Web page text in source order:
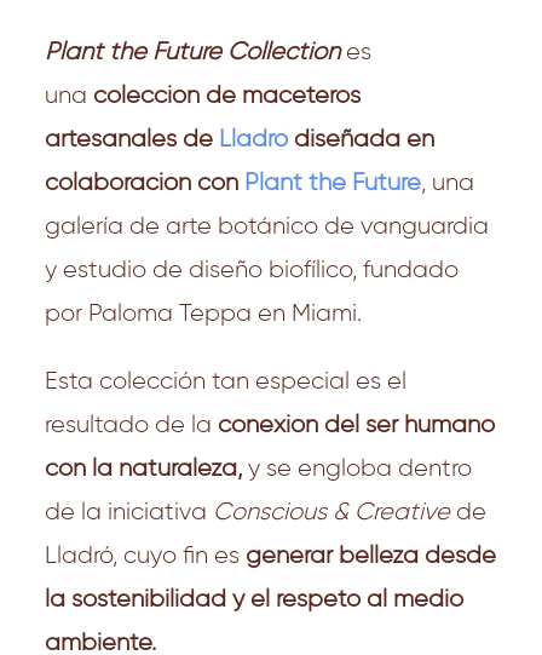
Plant the Future Collectiones
una colección de maceteros
artesanales de Lladródiseñada en
colaboración con Plant the Future, una
galería de arte botánico de vanguardia
y estudio de diseño biofílico, fundado
por Paloma Teppa en Miami.
Esta colección tan especial es el
resultado de l a conexión del ser humano
con la naturaleza,y se engloba dentro
de la iniciativa Conscious & Creativede
Lladró, cuyo fin es generar belleza desde
la sostenibilidad y el respeto al medio
ambiente.